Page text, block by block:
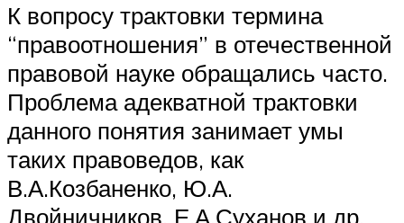
К вопросу трактовки термина
“правоотношения” в отечественной
правовой науке обращались часто.
Проблема адекватной трактовки
данного понятия занимает умы
таких правоведов, как
В.А.Козбаненко, Ю.А.
Двойничников, Е.А.Суханов и др.